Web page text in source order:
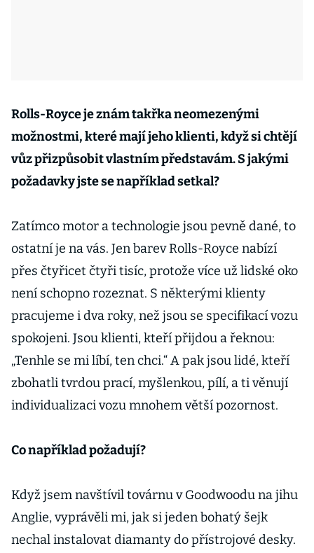
Rolls-Royce je znám takřka neomezenými
možnostmi, které mají jeho klienti, když si chtějí
vůz přizpůsobit vlastním představám. S jakými
požadavky jste se například setkal?
Zatímco motor a technologie jsou pevně dané, to
ostatní je na vás. Jen barev Rolls-Royce nabízí
přes čtyřicet čtyři tisíc, protože více už lidské oko
není schopno rozeznat. S některými klienty
pracujeme i dva roky, než jsou se specifikací vozu
spokojeni. Jsou klienti, kteří přijdou a řeknou:
„Tenhle se mi líbí, ten chci.“ A pak jsou lidé, kteří
zbohatli tvrdou prací, myšlenkou, pílí, a ti věnují
individualizaci vozu mnohem větší pozornost.
Co například požadují?
Když jsem navštívil továrnu v Goodwoodu na jihu
Anglie, vyprávěli mi, jak si jeden bohatý šejk
nechal instalovat diamanty do přístrojové desky.